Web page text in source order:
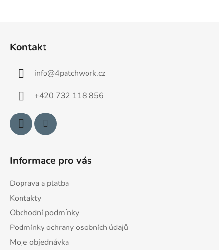
Kontakt
info@4patchwork.cz
+420 732 118 856
Informace pro vás
Doprava a platba
Kontakty
Obchodní podmínky
Podmínky ochrany osobních údajů
Moje objednávka